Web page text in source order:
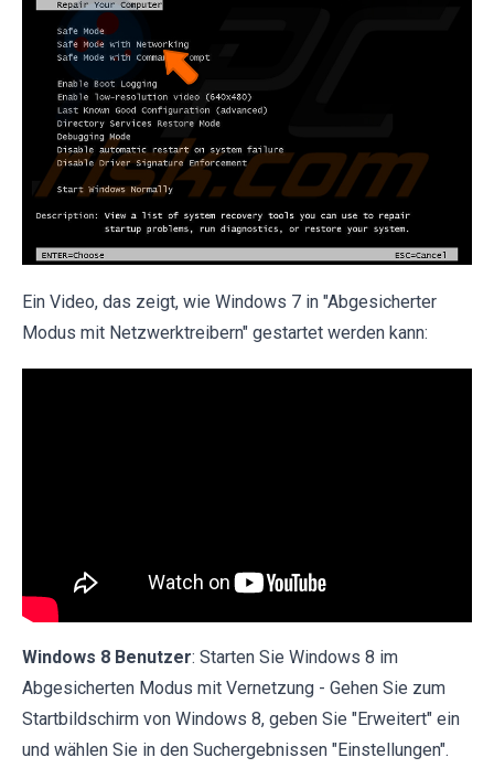
Ein Video, das zeigt, wie Windows 7 in "Abgesicherter
Modus mit Netzwerktreibern" gestartet werden kann:
Windows 8 Benutzer: Starten Sie Windows 8 im
Abgesicherten Modus mit Vernetzung - Gehen Sie zum
Startbildschirm von Windows 8, geben Sie "Erweitert" ein
und wählen Sie in den Suchergebnissen "Einstellungen".